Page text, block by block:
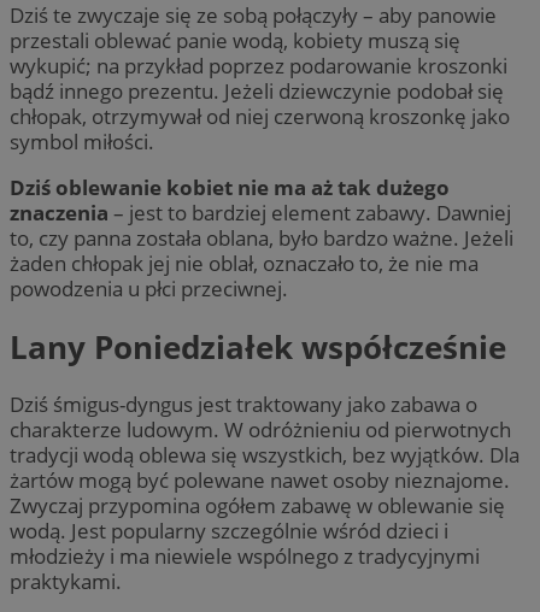
Dziś te zwyczaje się ze sobą połączyły – aby panowie
przestali oblewać panie wodą, kobiety muszą się
wykupić; na przykład poprzez podarowanie kroszonki
bądź innego prezentu. Jeżeli dziewczynie podobał się
chłopak, otrzymywał od niej czerwoną kroszonkę jako
symbol miłości.
Dziś oblewanie kobiet nie ma aż tak dużego
znaczenia – jest to bardziej element zabawy. Dawniej
to, czy panna została oblana, było bardzo ważne. Jeżeli
żaden chłopak jej nie oblał, oznaczało to, że nie ma
powodzenia u płci przeciwnej.
Lany Poniedziałek współcześnie
Dziś śmigus-dyngus jest traktowany jako zabawa o
charakterze ludowym. W odróżnieniu od pierwotnych
tradycji wodą oblewa się wszystkich, bez wyjątków. Dla
żartów mogą być polewane nawet osoby nieznajome.
Zwyczaj przypomina ogółem zabawę w oblewanie się
wodą. Jest popularny szczególnie wśród dzieci i
młodzieży i ma niewiele wspólnego z tradycyjnymi
praktykami.